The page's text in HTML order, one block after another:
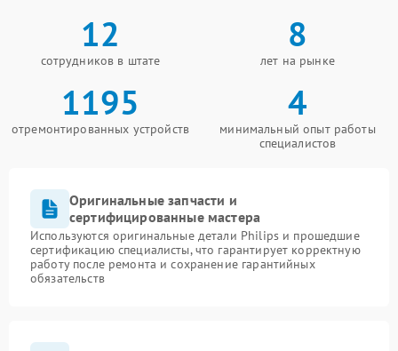
12
сотрудников в штате
8
лет на рынке
1195
отремонтированных устройств
4
минимальный опыт работы
специалистов
Оригинальные запчасти и
сертифицированные мастера
Используются оригинальные детали Philips и прошедшие
сертификацию специалисты, что гарантирует корректную
работу после ремонта и сохранение гарантийных
обязательств